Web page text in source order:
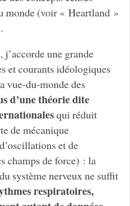
monde (voir « Heartland »
une grande
et courants idéologiques
vue-du-monde des
d’une théorie dite
qui réduit
de mécanique
et de
champs de force) : la
système nerveux ne suffit
respiratoires,